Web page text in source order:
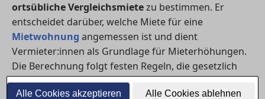
Alle Cookies akzeptieren Alle Cookies ablehnen
ortsübliche Vergleichsmietezu bestimmen. Er
entscheidet darüber, welche Miete für eine
Mietwohnung angemessen ist und dient
Vermieter:innen als Grundlage für Mieterhöhungen.
Die Berechnung folgt festen Regeln, die gesetzlich
verankert und wissenschaftlich geprüft sind.